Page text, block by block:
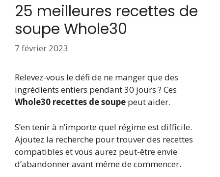
25 meilleures recettes de
soupe Whole30
7 février 2023
Relevez-vous le défi de ne manger que des
ingrédients entiers pendant 30 jours ? Ces
Whole30 recettes de soupe peut aider.
S’en tenir à n’importe quel régime est difficile.
Ajoutez la recherche pour trouver des recettes
compatibles et vous aurez peut-être envie
d’abandonner avant même de commencer.